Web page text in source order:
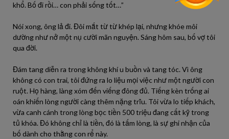
khổ. Bố đi rồi… con phải sống tốt…”
Nói xong, ông lả đi. Đôi mắt từ từ khép lại, nhưng khóe môi
dường như nở một nụ cười mãn nguyện. Sáng hôm sau, bố vợ tôi
qua đời.
Đám tang diễn ra trong không khí u buồn và tang tóc. Vì ông
không có con trai, tôi đứng ra lo liệu mọi việc như một người con
ruột. Họ hàng, làng xóm đến viếng đông đủ. Tiếng kèn trống ai
oán khiến lòng người càng thêm nặng trĩu. Tôi vừa lo tiếp khách,
vừa canh cánh trong lòng bọc tiền 500 triệu đang cất kỹ trong
tủ khóa. Đó không chỉ là tiền, đó là tấm lòng, là sự ghi nhận của
bố dành cho thằng con rể này.